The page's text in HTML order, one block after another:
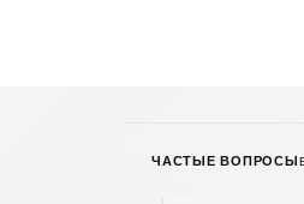
ЧАСТЫЕ ВОПРОСЫ